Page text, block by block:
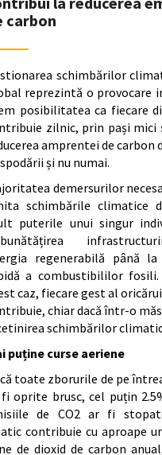
carbon
schimbărilor
reprezintă o provocare
posibilitatea ca fiecare
zilnic, prin pași mici
amprentei de carbon
și nu numai.
demersurilor
schimbările climatice
puterile unui singur
regenerabilă până la
a combustibililor
caz, fiecare gest al
chiar dacă într-o
schimbărilor
puține curse aeriene
toate zborurile de pe
oprite brusc, cel puțin
de CO2 ar fi
contribuie cu aproape
de dioxid de carbon